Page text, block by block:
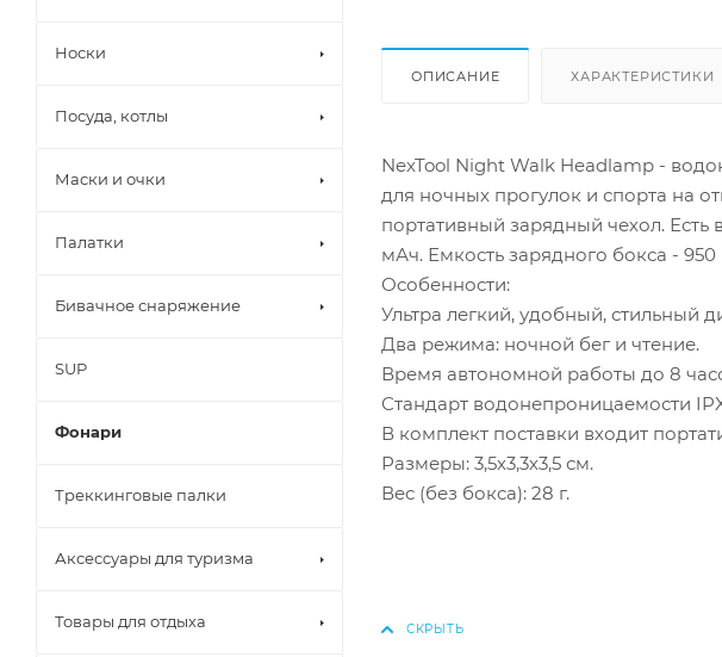
ОПИСАНИЕ ХАРАКТЕРИСТИКИ
NexTool Night Walk Headlamp -
для ночных прогулок и спорта на
портативный зарядный чехол. Есть
мАч. Емкость зарядного бокса -
Особенности:
Ультра легкий, удобный, стильный
Два режима: ночной бег и чтение.
Время автономной работы до 8
Стандарт водонепроницаемости
В комплект поставки входит
Размеры: 3,5х3,3х3,5 см.
Вес (без бокса): 28 г.
Носки
Посуда, котлы
Маски и очки
Палатки
Бивачное снаряжение
SUP
Фонари
Треккинговые палки
Аксессуары для туризма
Товары для отдыха